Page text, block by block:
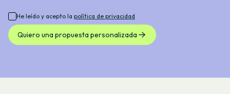
He leído y acepto la política de privacidad
Quiero una propuesta personalizada